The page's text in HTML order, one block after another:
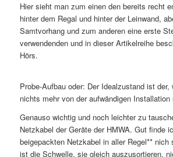
Hier sieht man zum einen den bereits recht
hinter dem Regal und hinter der Leinwand,
Samtvorhang und zum anderen eine erste
verwendenden und in dieser Artikelreihe
Hörs.
Probe-Aufbau oder: Der Idealzustand ist der,
nichts mehr von der aufwändigen Installation
Genauso wichtig und noch leichter zu
Netzkabel der Geräte der HMWA. Gut finde
beigepackten Netzkabel in aller Regel**
ist die Schwelle, sie gleich auszusortieren,